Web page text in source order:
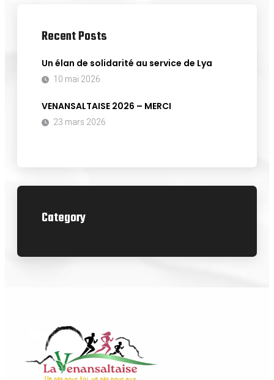
Recent Posts
Un élan de solidarité au service de Lya
10 mai 2026
VENANSALTAISE 2026 – MERCI
23 mars 2026
Category